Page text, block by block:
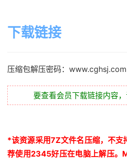
下载链接
压缩包解压密码：www.cghsj.com
要查看会员下载链接内容
*该资源采用7Z文件名压缩，不支
荐使用2345好压在电脑上解压。